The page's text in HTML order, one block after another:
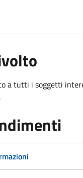
a tutti i soggetti